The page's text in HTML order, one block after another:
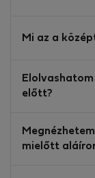
Mi az a
előtt?
mielőtt